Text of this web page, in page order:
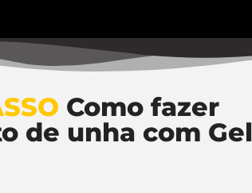
Como fazer
de unha com Gel